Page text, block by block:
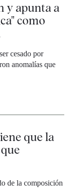
y apunta a
como
cesado por
anomalías que
que la
de la composición